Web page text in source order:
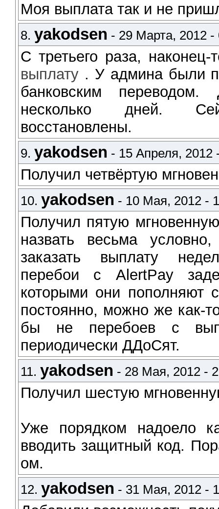
Моя выплата так и не
8.yakodsen - 29 Марта, 2012
C третьего раза,
выплату . У админа были
банковским
несколько дней.
восстановлены.
9.yakodsen - 15 Апреля, 2012
Получил четвёртую
10.yakodsen - 10 Мая, 2012 -
Получил пятую
назвать весьма
заказать выплату
перебои с AlertPay
которыми они пополняют
постоянно, можно же как-
бы не перебоев с
периодически ДДоСят.
11.yakodsen - 28 Мая, 2012 -
Получил шестую
Уже порядком надоело
вводить защитный код.
ом.
12.yakodsen - 31 Мая, 2012 -